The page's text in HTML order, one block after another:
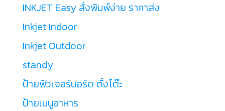
INKJET Easy สั่งพิมพ์ง่าย ราคาส่ง
Inkjet Indoor
Inkjet Outdoor
standy
ป้ายฟิวเจอร์บอร์ด ตั้งโต๊ะ
ป้ายเมนูอาหาร